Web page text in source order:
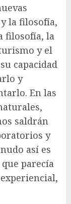
la filosofía,
filosofía, la
y el
capacidad
y
En las
saldrán
y
así es
parecía